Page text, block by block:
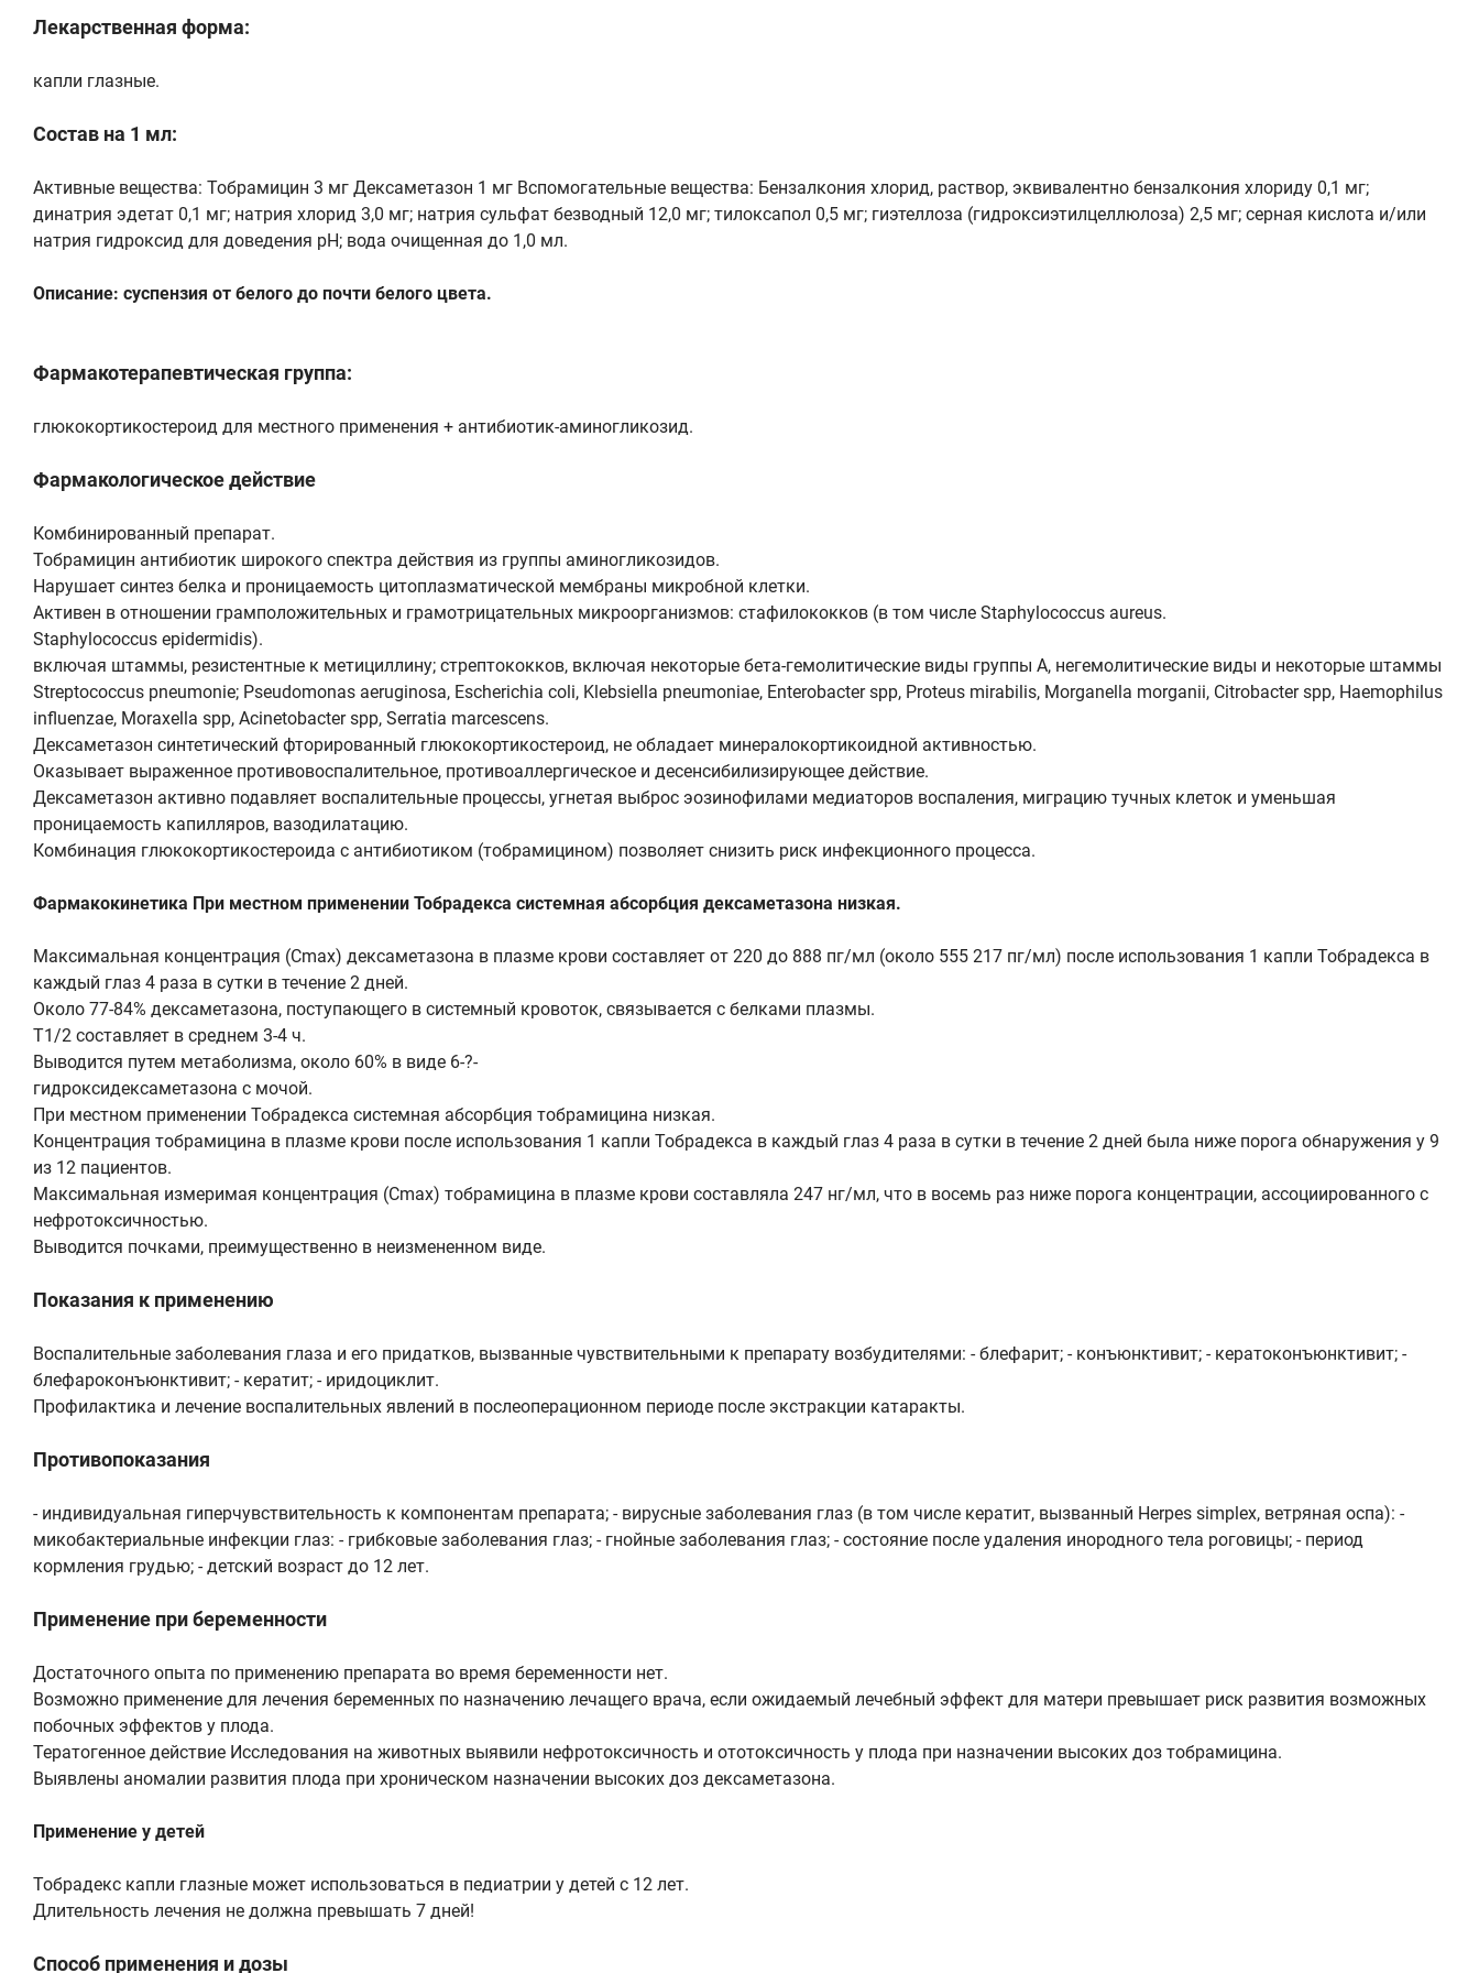
Лекарственная форма:
капли глазные.
Состав на 1 мл:
Активные вещества: Тобрамицин 3 мг Дексаметазон 1 мг Вспомогательные вещества: Бензалкония хлорид, раствор, эквивалентно бензалкония хлориду 0,1 мг;
динатрия эдетат 0,1 мг; натрия хлорид 3,0 мг; натрия сульфат безводный 12,0 мг; тилоксапол 0,5 мг; гиэтеллоза (гидроксиэтилцеллюлоза) 2,5 мг; серная кислота и/или
натрия гидроксид для доведения рН; вода очищенная до 1,0 мл.
Описание: суспензия от белого до почти белого цвета.
Фармакотерапевтическая группа:
глюкокортикостероид для местного применения + антибиотик-аминогликозид.
Фармакологическое действие
Комбинированный препарат.
Тобрамицин антибиотик широкого спектра действия из группы аминогликозидов.
Нарушает синтез белка и проницаемость цитоплазматической мембраны микробной клетки.
Активен в отношении грамположительных и грамотрицательных микроорганизмов: стафилококков (в том числе Staphylococcus aureus.
Staphylococcus epidermidis).
включая штаммы, резистентные к метициллину; стрептококков, включая некоторые бета-гемолитические виды группы А, негемолитические виды и некоторые штаммы
Streptococcus pneumonie; Pseudomonas aeruginosa, Escherichia coli, Klebsiella pneumoniae, Enterobacter spp, Proteus mirabilis, Morganella morganii, Citrobacter spp, Haemophilus
influenzae, Moraxella spp, Acinetobacter spp, Serratia marcescens.
Дексаметазон синтетический фторированный глюкокортикостероид, не обладает минералокортикоидной активностью.
Оказывает выраженное противовоспалительное, противоаллергическое и десенсибилизирующее действие.
Дексаметазон активно подавляет воспалительные процессы, угнетая выброс эозинофилами медиаторов воспаления, миграцию тучных клеток и уменьшая
проницаемость капилляров, вазодилатацию.
Комбинация глюкокортикостероида с антибиотиком (тобрамицином) позволяет снизить риск инфекционного процесса.
Фармакокинетика При местном применении Тобрадекса системная абсорбция дексаметазона низкая.
Максимальная концентрация (Сmax) дексаметазона в плазме крови составляет от 220 до 888 пг/мл (около 555 217 пг/мл) после использования 1 капли Тобрадекса в
каждый глаз 4 раза в сутки в течение 2 дней.
Около 77-84% дексаметазона, поступающего в системный кровоток, связывается с белками плазмы.
Т1/2 составляет в среднем 3-4 ч.
Выводится путем метаболизма, около 60% в виде 6-?-
гидроксидексаметазона с мочой.
При местном применении Тобрадекса системная абсорбция тобрамицина низкая.
Концентрация тобрамицина в плазме крови после использования 1 капли Тобрадекса в каждый глаз 4 раза в сутки в течение 2 дней была ниже порога обнаружения у 9
из 12 пациентов.
Максимальная измеримая концентрация (Сmax) тобрамицина в плазме крови составляла 247 нг/мл, что в восемь раз ниже порога концентрации, ассоциированного с
нефротоксичностью.
Выводится почками, преимущественно в неизмененном виде.
Показания к применению
Воспалительные заболевания глаза и его придатков, вызванные чувствительными к препарату возбудителями: - блефарит; - конъюнктивит; - кератоконъюнктивит; -
блефароконъюнктивит; - кератит; - иридоциклит.
Профилактика и лечение воспалительных явлений в послеоперационном периоде после экстракции катаракты.
Противопоказания
- индивидуальная гиперчувствительность к компонентам препарата; - вирусные заболевания глаз (в том числе кератит, вызванный Herpes simplex, ветряная оспа): -
микобактериальные инфекции глаз: - грибковые заболевания глаз; - гнойные заболевания глаз; - состояние после удаления инородного тела роговицы; - период
кормления грудью; - детский возраст до 12 лет.
Применение при беременности
Достаточного опыта по применению препарата во время беременности нет.
Возможно применение для лечения беременных по назначению лечащего врача, если ожидаемый лечебный эффект для матери превышает риск развития возможных
побочных эффектов у плода.
Тератогенное действие Исследования на животных выявили нефротоксичность и ототоксичность у плода при назначении высоких доз тобрамицина.
Выявлены аномалии развития плода при хроническом назначении высоких доз дексаметазона.
Применение у детей
Тобрадекс капли глазные может использоваться в педиатрии у детей с 12 лет.
Длительность лечения не должна превышать 7 дней!
Способ применения и дозы